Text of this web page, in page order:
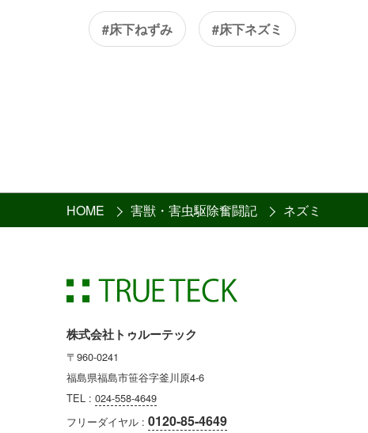
#床下ねずみ #床下ネズミ
HOME 害獣・害虫駆除奮闘記 ネズミ
株式会社トゥルーテック
〒960-0241
福島県福島市笹谷字釜川原4-6
TEL : 024-558-4649
フリーダイヤル : 0120-85-4649